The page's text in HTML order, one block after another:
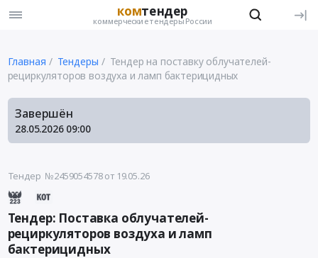
комтендер
коммерческие тендеры России
Главная Тендеры
Тендер на поставку облучателей-
рециркуляторов воздуха и ламп бактерицидных
Завершён
28.05.2026 09:00
Тендер №2459054578от 19.05.26
Тендер: Поставка облучателей-
рециркуляторов воздуха и ламп
бактерицидных